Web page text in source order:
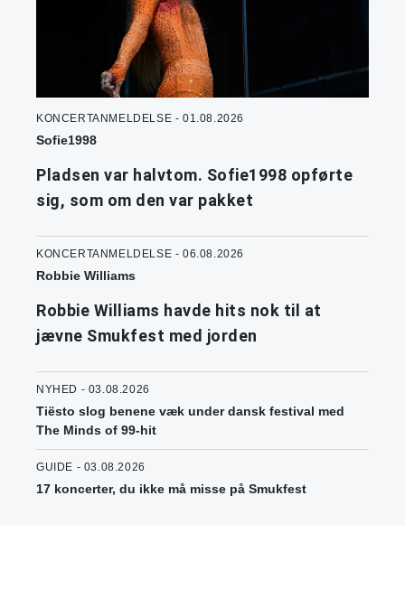
KONCERTANMELDELSE - 01.08.2026
Sofie1998
Pladsen var halvtom. Sofie1998 opførte
sig, som om den var pakket
KONCERTANMELDELSE - 06.08.2026
Robbie Williams
Robbie Williams havde hits nok til at
jævne Smukfest med jorden
NYHED - 03.08.2026
Tiësto slog benene væk under dansk festival med
The Minds of 99-hit
GUIDE - 03.08.2026
17 koncerter, du ikke må misse på Smukfest